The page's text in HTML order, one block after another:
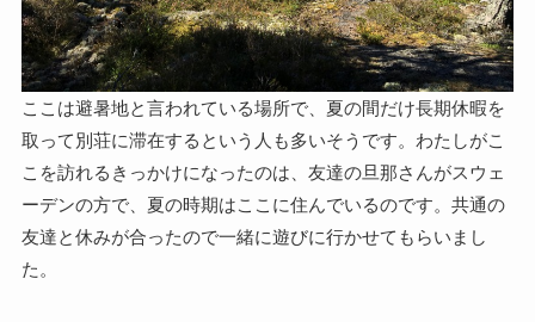
ここは避暑地と言われている場所で、夏の間だけ長期休暇を
取って別荘に滞在するという人も多いそうです。わたしがこ
こを訪れるきっかけになったのは、友達の旦那さんがスウェ
ーデンの方で、夏の時期はここに住んでいるのです。共通の
友達と休みが合ったので一緒に遊びに行かせてもらいまし
た。